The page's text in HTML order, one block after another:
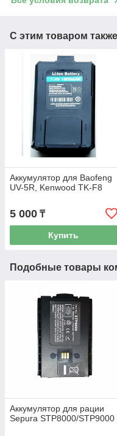
С этим товаром
Аккумулятор для Baofeng
UV-5R, Kenwood TK-F8
5 000 ₸
Купить
Подобные товары
Аккумулятор для рации
Sepura STP8000/STP9000